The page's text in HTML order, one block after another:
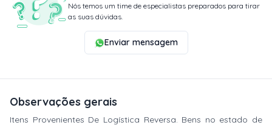
Nós temos um time de especialistas preparados para tirar
as suas dúvidas.
Enviar mensagem
Observações gerais
Itens Provenientes De Logística Reversa. Bens no estado de